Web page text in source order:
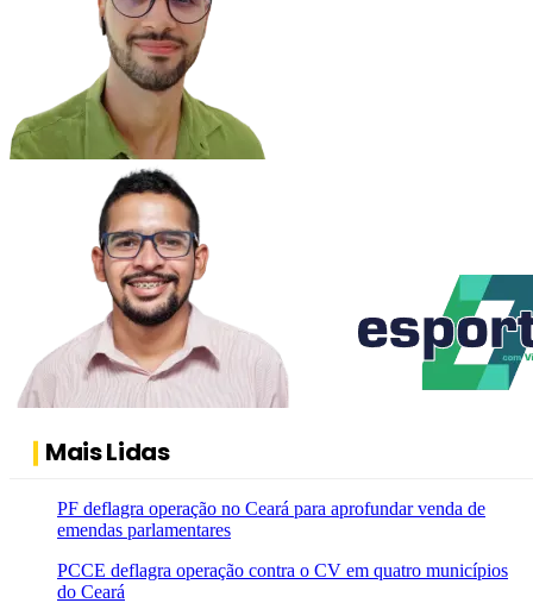
Mais Lidas
PF deflagra operação no Ceará para aprofundar venda de
emendas parlamentares
PCCE deflagra operação contra o CV em quatro municípios
do Ceará